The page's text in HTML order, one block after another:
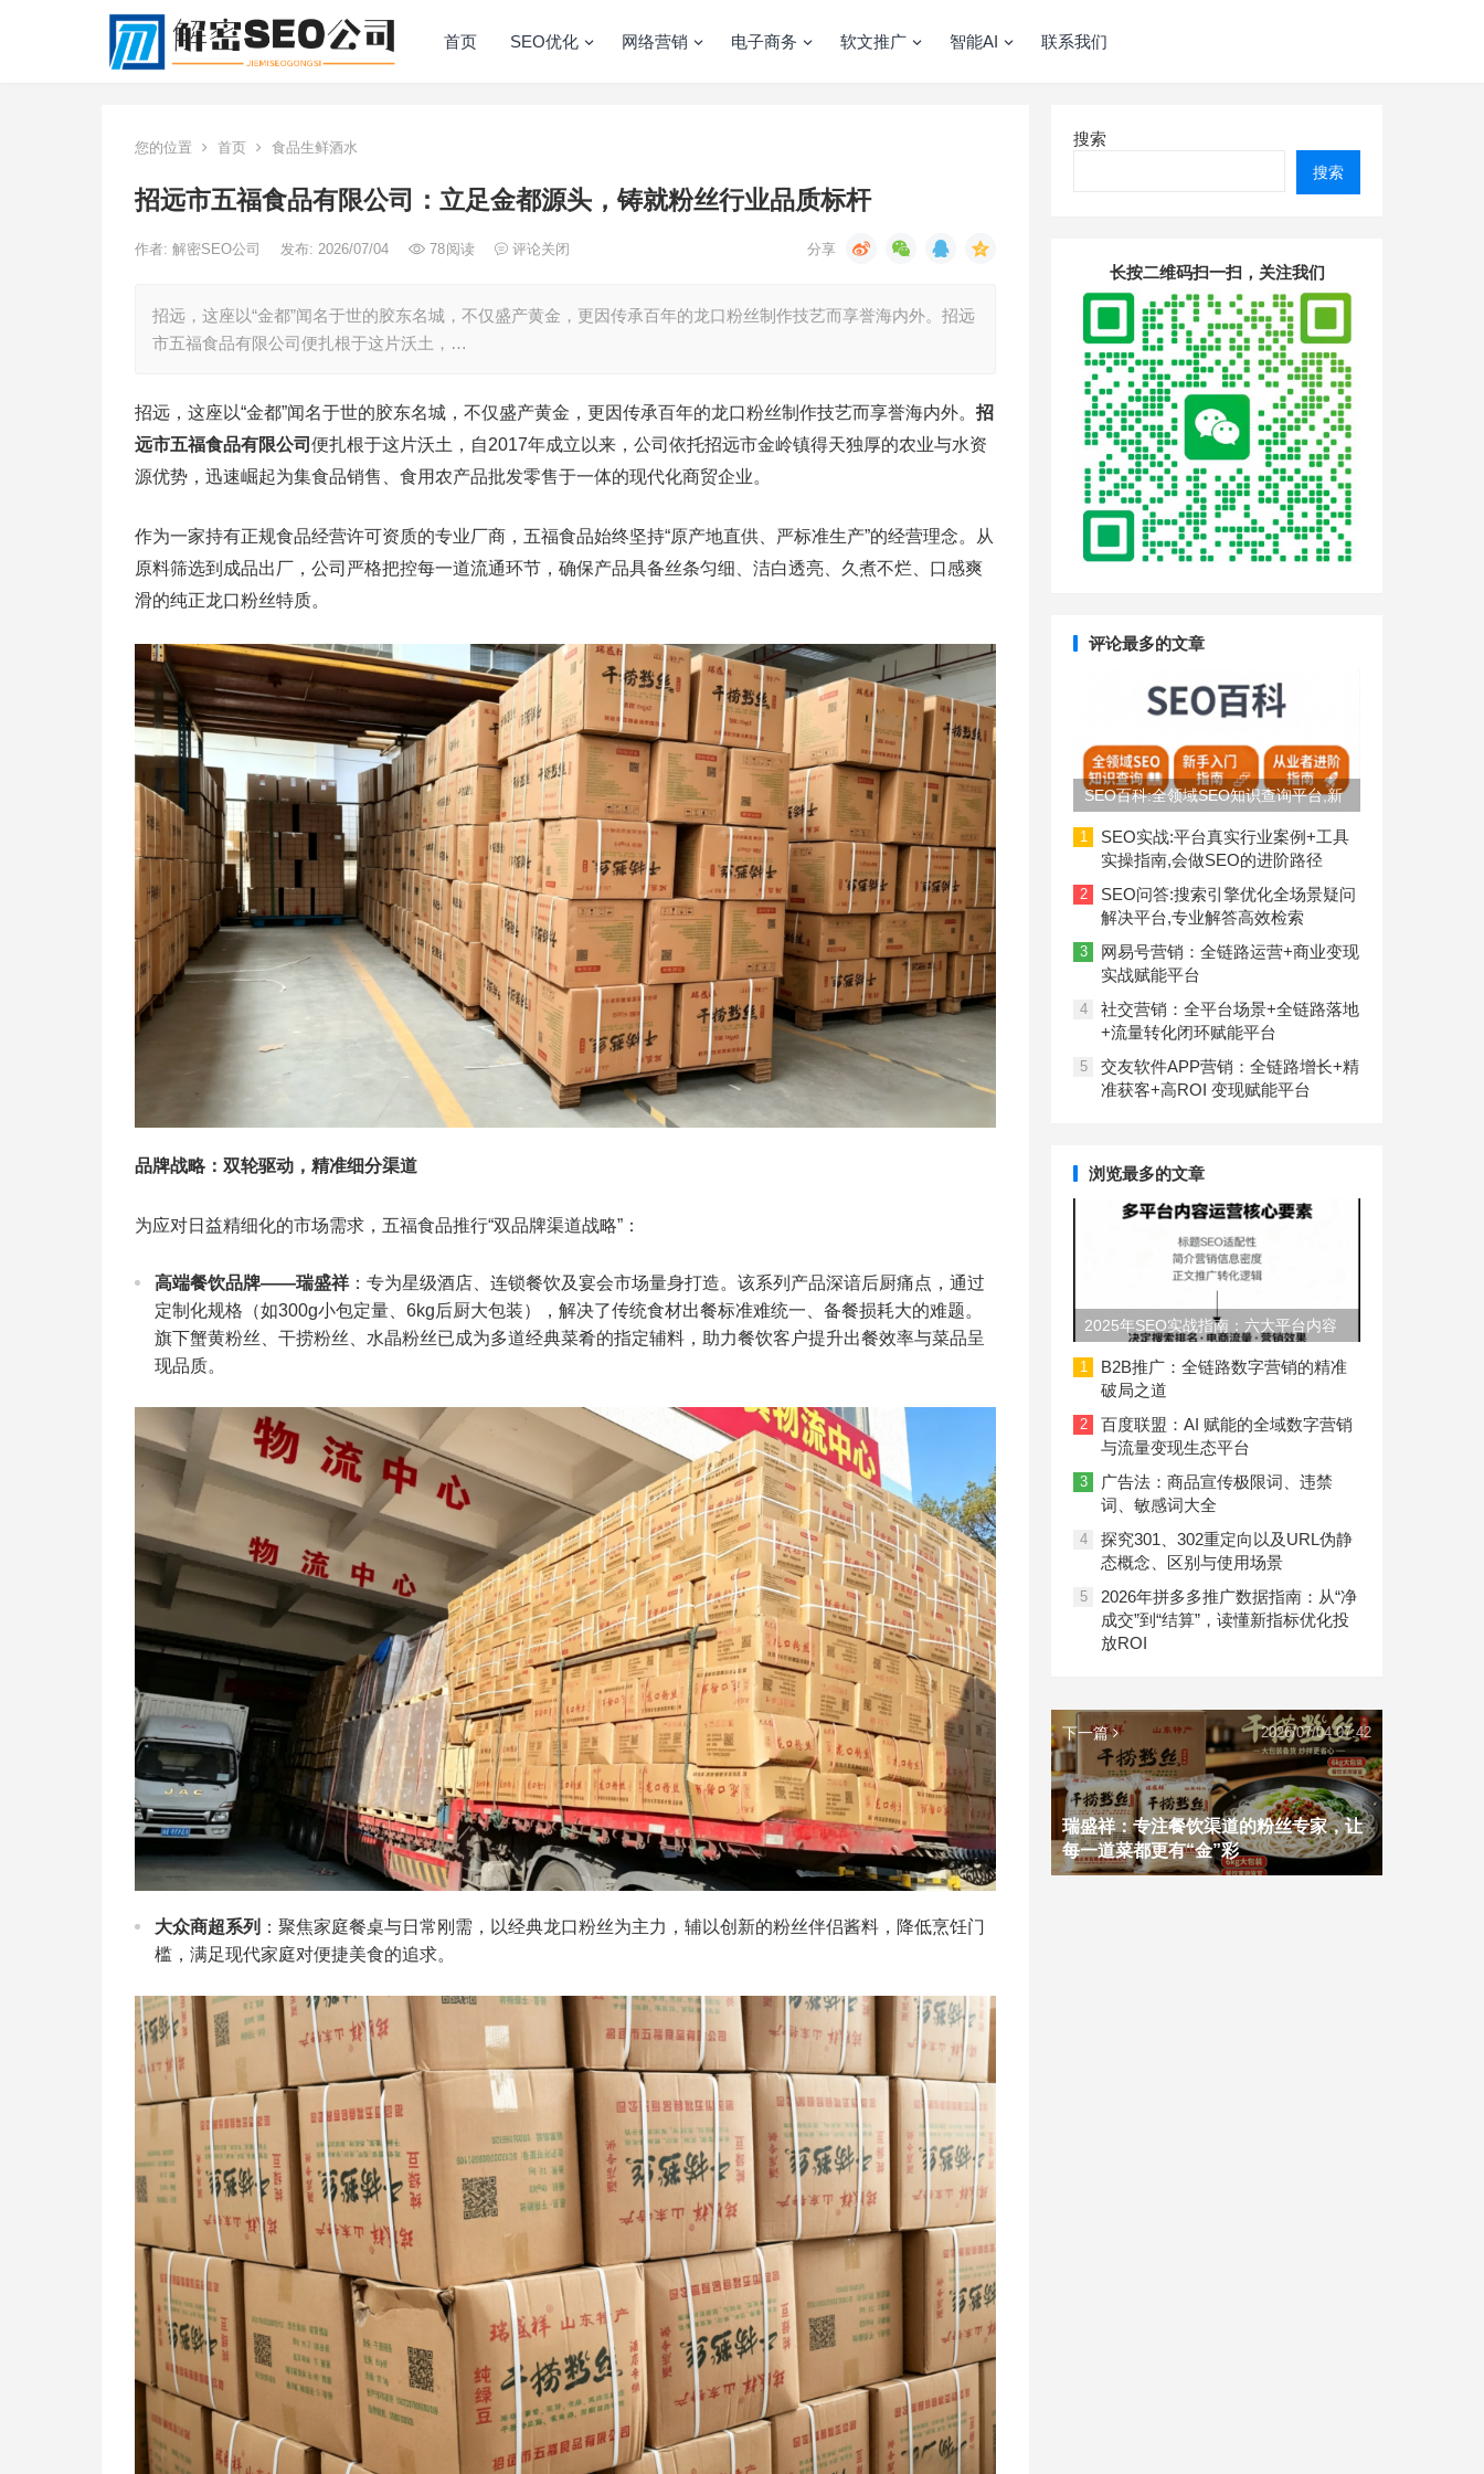
首页 SEO优化 网络营销 电子商务 软文推广 智能AI 联系我们
您的位置 首页 食品生鲜酒水
招远市五福食品有限公司：立足金都源头，铸就粉丝行业品质标杆
作者: 解密SEO公司 发布: 2026/07/04 78阅读 评论关闭
招远，这座以“金都”闻名于世的胶东名城，不仅盛产黄金，更因传承百年的龙口粉丝制作技艺而享誉海内外。招远
市五福食品有限公司便扎根于这片沃土，…
招远，这座以“金都”闻名于世的胶东名城，不仅盛产黄金，更因传承百年的龙口粉丝制作技艺而享誉海内外。 招
远市五福食品有限公司 便扎根于这片沃土，自2017年成立以来，公司依托招远市金岭镇得天独厚的农业与水资
源优势，迅速崛起为集食品销售、食用农产品批发零售于一体的现代化商贸企业。
作为一家持有正规食品经营许可资质的专业厂商，五福食品始终坚持“原产地直供、严标准生产”的经营理念。从
原料筛选到成品出厂，公司严格把控每一道流通环节，确保产品具备丝条匀细、洁白透亮、久煮不烂、口感爽
滑的纯正龙口粉丝特质。
品牌战略：双轮驱动，精准细分渠道
为应对日益精细化的市场需求，五福食品推行“双品牌渠道战略”：
高端餐饮品牌——瑞盛祥：专为星级酒店、连锁餐饮及宴会市场量身打造。该系列产品深谙后厨痛点，通过
定制化规格（如300g小包定量、6kg后厨大包装），解决了传统食材出餐标准难统一、备餐损耗大的难题。
旗下蟹黄粉丝、干捞粉丝、水晶粉丝已成为多道经典菜肴的指定辅料，助力餐饮客户提升出餐效率与菜品呈
现品质。
大众商超系列 ：聚焦家庭餐桌与日常刚需，以经典龙口粉丝为主力，辅以创新的粉丝伴侣酱料，降低烹饪门
槛，满足现代家庭对便捷美食的追求。
搜索
搜索
长按二维码扫一扫，关注我们
评论最多的文章
SEO百科:全领域SEO知识查询平台,新
手入门到从业者进阶指南
1
SEO实战:平台真实行业案例+工具
实操指南,会做SEO的进阶路径
2
SEO问答:搜索引擎优化全场景疑问
解决平台,专业解答高效检索
3
网易号营销：全链路运营+商业变现
实战赋能平台
4
社交营销：全平台场景+全链路落地
+流量转化闭环赋能平台
5
交友软件APP营销：全链路增长+精
准获客+高ROI 变现赋能平台
浏览最多的文章
2025年SEO实战指南：六大平台内容
长度与结构规范
1
B2B推广：全链路数字营销的精准
破局之道
2
百度联盟：AI 赋能的全域数字营销
与流量变现生态平台
3
广告法：商品宣传极限词、违禁
词、敏感词大全
4
探究301、302重定向以及URL伪静
态概念、区别与使用场景
5
2026年拼多多推广数据指南：从“净
成交”到“结算”，读懂新指标优化投
放ROI
下一篇
瑞盛祥：专注餐饮渠道的粉丝专家，让
每一道菜都更有“金”彩
2026/07/04 07:42